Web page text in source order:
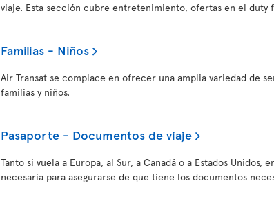
viaje. Esta sección cubre entretenimiento, ofertas en el duty
Familias - Niños
Air Transat se complace en ofrecer una amplia variedad de
familias y niños.
Pasaporte - Documentos de viaje
Tanto si vuela a Europa, al Sur, a Canadá o a Estados
necesaria para asegurarse de que tiene los documentos